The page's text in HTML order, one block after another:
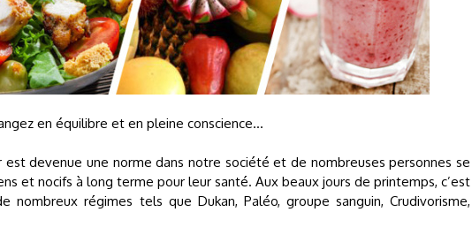
en équilibre et en pleine conscience…
est devenue une norme dans notre société et de nombreuses personnes se
et nocifs à long terme pour leur santé. Aux beaux jours de printemps, c’est
nombreux régimes tels que Dukan, Paléo, groupe sanguin, Crudivorisme,